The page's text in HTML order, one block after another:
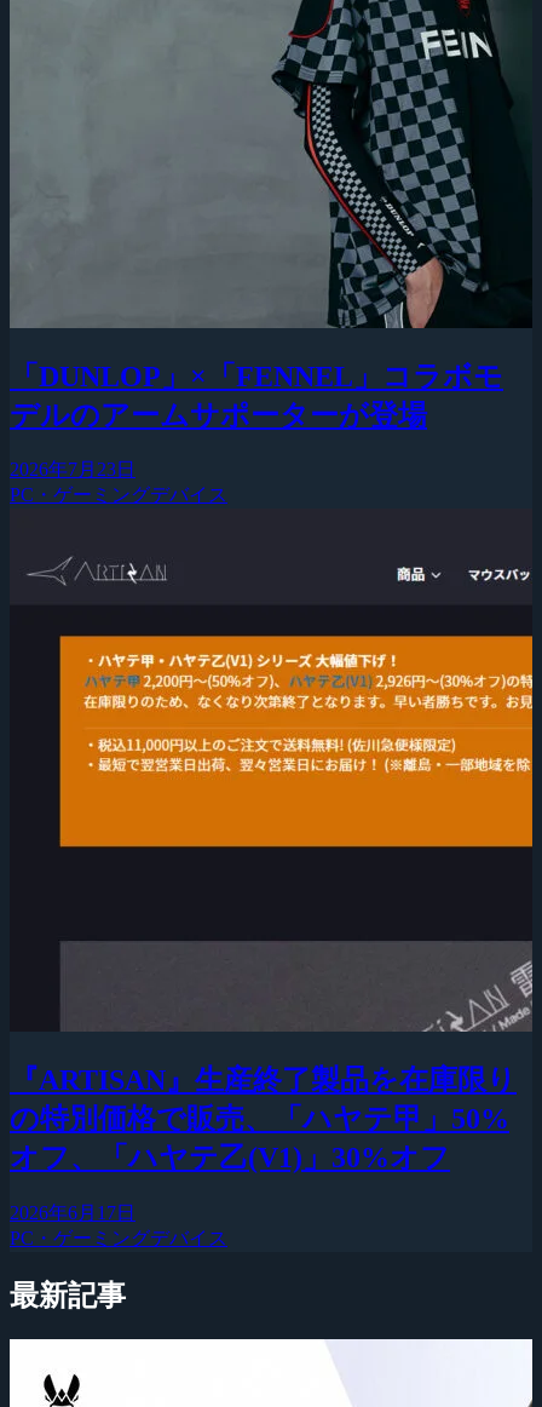
「DUNLOP」×「FENNEL」コラボモ
デルのアームサポーターが登場
2026年7月23日
PC・ゲーミングデバイス
『ARTISAN』生産終了製品を在庫限り
の特別価格で販売、「ハヤテ甲」50%
オフ、「ハヤテ乙(V1)」30%オフ
2026年6月17日
PC・ゲーミングデバイス
最新記事